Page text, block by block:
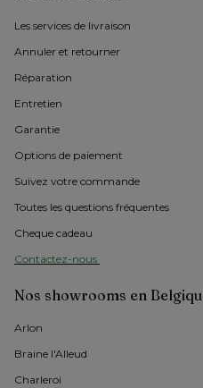
Les services de livraison
Annuler et retourner
Réparation
Entretien
Garantie
Options de paiement
Suivez votre commande
Toutes les questions fréquentes
Cheque cadeau
Contactez-nous
Nos showrooms en
Arlon
Braine l'Alleud
Charleroi